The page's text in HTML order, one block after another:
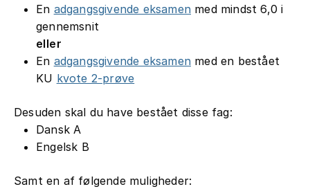
En adgangsgivende eksamen med mindst 6,0 i
gennemsnit
eller
En adgangsgivende eksamen med en bestået
KU kvote 2-prøve
Desuden skal du have bestået disse fag:
Dansk A
Engelsk B
Samt en af følgende muligheder: